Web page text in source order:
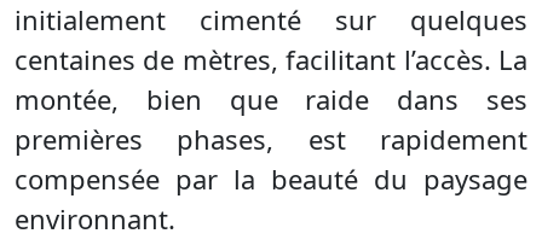
initialement cimenté sur quelques
centaines de mètres, facilitant l’accès. La
montée, bien que raide dans ses
premières phases, est rapidement
compensée par la beauté du paysage
environnant.